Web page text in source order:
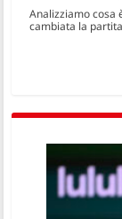
Analizziamo cosa
cambiata la